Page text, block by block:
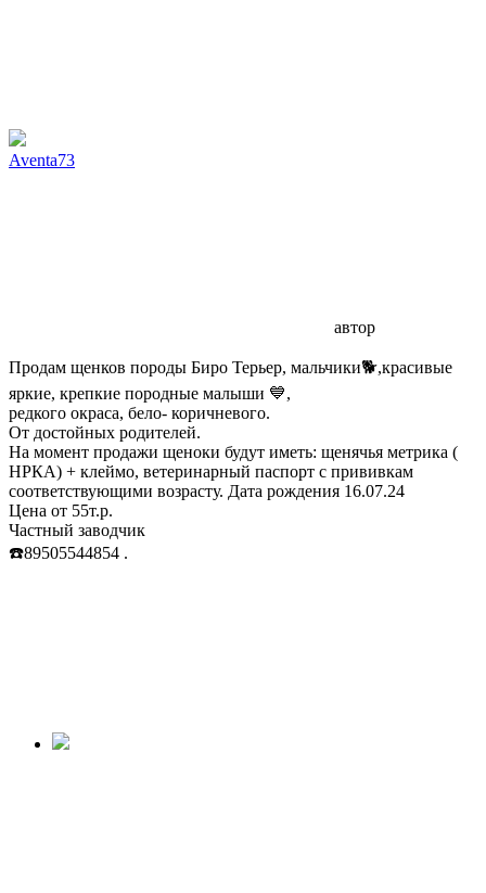
Aventa73
автор
Продам щенков породы Биро Терьер, мальчики🐕,красивые
яркие, крепкие породные малыши 💙,
редкого окраса, бело- коричневого.
От достойных родителей.
На момент продажи щеноки будут иметь: щенячья метрика (
НРКА) + клеймо, ветеринарный паспорт с прививкам
соответствующими возрасту. Дата рождения 16.07.24
Цена от 55т.р.
Частный заводчик
☎️89505544854 .